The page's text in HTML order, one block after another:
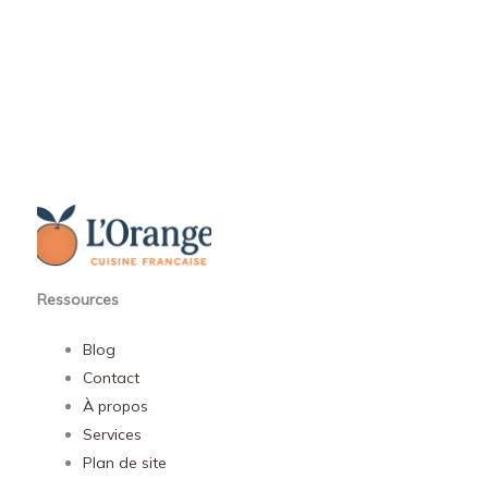
Ressources
Blog
Contact
À propos
Services
Plan de site